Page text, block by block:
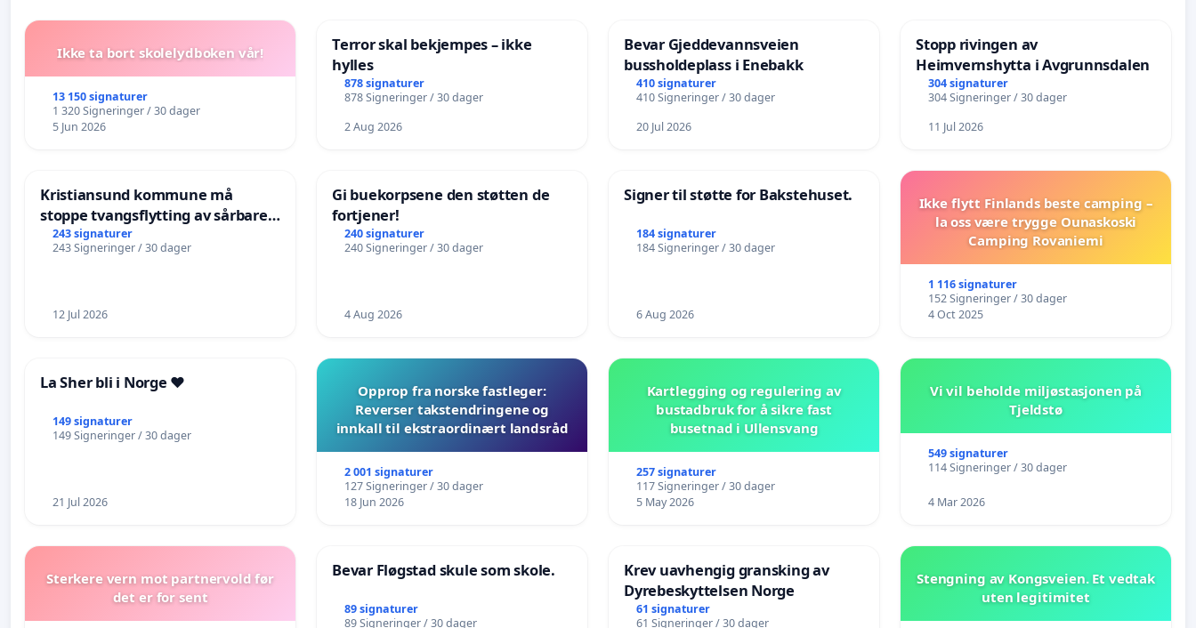
Ikke ta bort skolelydboken vår!
13 150 signaturer
1 320 Signeringer / 30 dager
5 Jun 2026
Terror skal bekjempes – ikke
hylles
878 signaturer
878 Signeringer / 30 dager
2 Aug 2026
Bevar Gjeddevannsveien
bussholdeplass i Enebakk
410 signaturer
410 Signeringer / 30 dager
20 Jul 2026
Stopp rivingen av
Heimvernshytta i Avgrunnsdalen
304 signaturer
304 Signeringer / 30 dager
11 Jul 2026
Kristiansund kommune må
stoppe tvangsflytting av sårbare
eldre
243 signaturer
243 Signeringer / 30 dager
12 Jul 2026
Gi buekorpsene den støtten de
fortjener!
240 signaturer
240 Signeringer / 30 dager
4 Aug 2026
Signer til støtte for Bakstehuset.
184 signaturer
184 Signeringer / 30 dager
6 Aug 2026
Ikke flytt Finlands beste camping –
la oss være trygge Ounaskoski
Camping Rovaniemi
1 116 signaturer
152 Signeringer / 30 dager
4 Oct 2025
La Sher bli i Norge ❤️
149 signaturer
149 Signeringer / 30 dager
21 Jul 2026
Opprop fra norske fastleger:
Reverser takstendringene og
innkall til ekstraordinært landsråd
2 001 signaturer
127 Signeringer / 30 dager
18 Jun 2026
Kartlegging og regulering av
bustadbruk for å sikre fast
busetnad i Ullensvang
257 signaturer
117 Signeringer / 30 dager
5 May 2026
Vi vil beholde miljøstasjonen på
Tjeldstø
549 signaturer
114 Signeringer / 30 dager
4 Mar 2026
Sterkere vern mot partnervold før
det er for sent
Bevar Fløgstad skule som skole.
89 signaturer
89 Signeringer / 30 dager
Krev uavhengig gransking av
Dyrebeskyttelsen Norge
61 signaturer
61 Signeringer / 30 dager
Stengning av Kongsveien. Et vedtak
uten legitimitet